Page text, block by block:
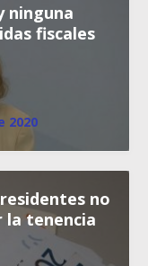
ninguna
fiscales
2020
no
tenencia